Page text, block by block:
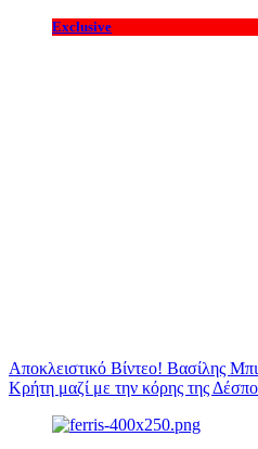
Exclusive
Αποκλειστικό Βίντεο! Βασίλης
Κρήτη μαζί με την κόρης της